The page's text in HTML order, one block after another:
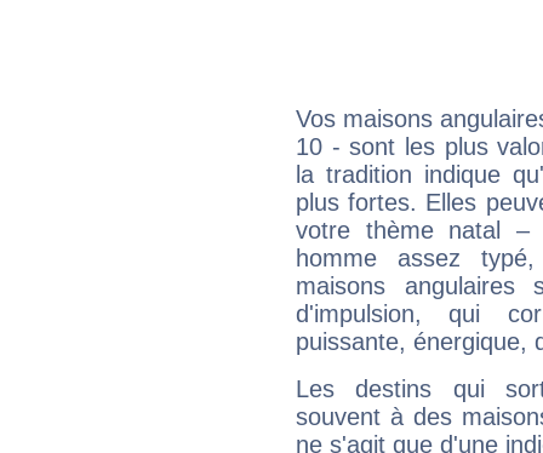
Vos maisons
10 - sont les plus
la tradition indique
plus fortes. Elles
votre thème natal –
homme assez
maisons
d'impulsion, qui
puissante, énergique,
Les destins qui
souvent à des
ne s'agit que d'une